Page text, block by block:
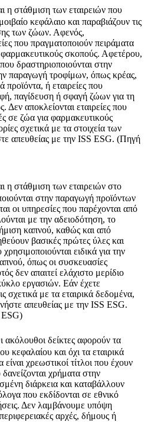
η στάθμιση των εταιρειών που
κεφάλαιο και παραβιάζουν τις
των ζώων. Αφενός,
που πραγματοποιούν πειράματα
σκοπούς. Αφετέρου,
που δραστηριοποιούνται στην
παραγωγή τροφίμων, όπως κρέας,
προϊόντα, ή εταιρείες που
παγίδευση ή σφαγή ζώων για τη
Δεν αποκλείονται εταιρείες που
σε ζώα για φαρμακευτικούς
σχετικά με τα στοιχεία των
απευθείας με την ISS ESG. (Πηγή
η στάθμιση των εταιρειών στο
στην παραγωγή προϊόντων
οι υπηρεσίες που παρέχονται από
με την αδειοδότηση, το
καπνού, καθώς και από
βασικές πρώτες ύλες και
ειδικά για την
όπως οι συσκευασίες
δεν απαιτεί ελάχιστο μερίδιο
εργασιών. Εάν έχετε
σχετικά με τα εταιρικά δεδομένα,
απευθείας με την ISS ESG.
ακόλουθοι δείκτες αφορούν τα
κεφαλαίου και όχι τα εταιρικά
χρεωστικοί τίτλοι που έχουν
χρήματα στην
διάρκεια και καταβάλλουν
που εκδίδονται σε εθνικό
Δεν λαμβάνουμε υπόψη
αρχές, δήμους ή